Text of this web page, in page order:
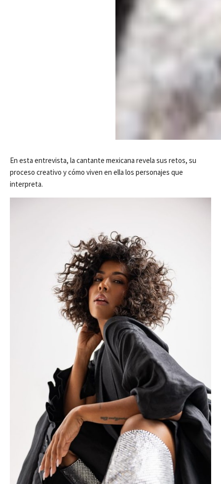
En esta entrevista, la cantante mexicana revela sus retos, su
proceso creativo y cómo viven en ella los personajes que
interpreta.